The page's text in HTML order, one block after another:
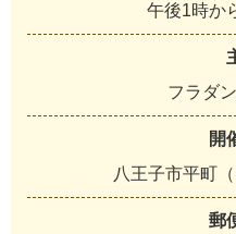
午後1時か
フラダ
開
八王子市平町
郵